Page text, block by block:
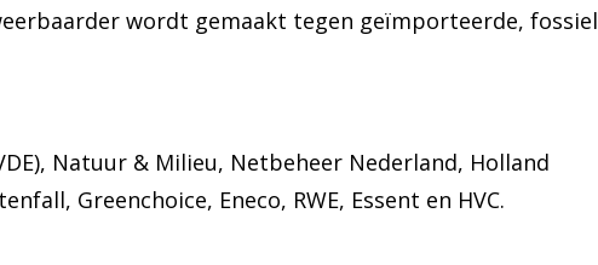
wordt gemaakt tegen geïmporteerde, fossiel
Natuur & Milieu, Netbeheer Nederland, Holland
Greenchoice, Eneco, RWE, Essent en HVC.